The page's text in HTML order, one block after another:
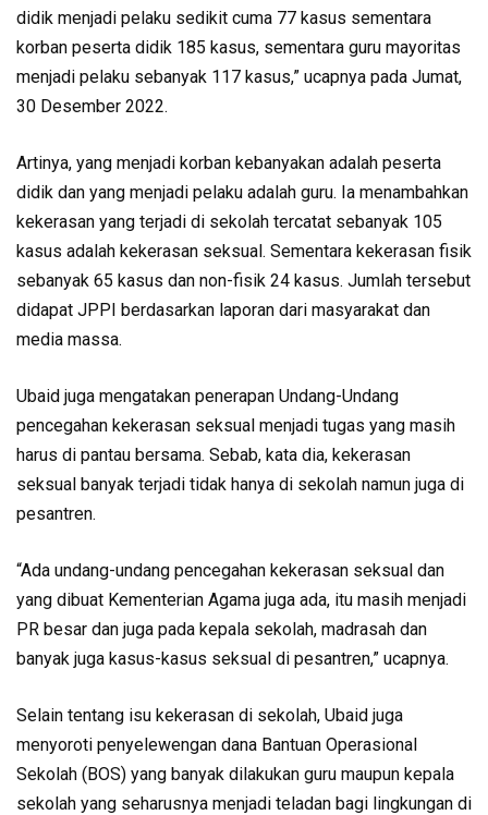
didik menjadi pelaku sedikit cuma 77 kasus sementara
korban peserta didik 185 kasus, sementara guru mayoritas
menjadi pelaku sebanyak 117 kasus,” ucapnya pada Jumat,
30 Desember 2022.
Artinya, yang menjadi korban kebanyakan adalah peserta
didik dan yang menjadi pelaku adalah guru. Ia menambahkan
kekerasan yang terjadi di sekolah tercatat sebanyak 105
kasus adalah kekerasan seksual. Sementara kekerasan fisik
sebanyak 65 kasus dan non-fisik 24 kasus. Jumlah tersebut
didapat JPPI berdasarkan laporan dari masyarakat dan
media massa.
Ubaid juga mengatakan penerapan Undang-Undang
pencegahan kekerasan seksual menjadi tugas yang masih
harus di pantau bersama. Sebab, kata dia, kekerasan
seksual banyak terjadi tidak hanya di sekolah namun juga di
pesantren.
“Ada undang-undang pencegahan kekerasan seksual dan
yang dibuat Kementerian Agama juga ada, itu masih menjadi
PR besar dan juga pada kepala sekolah, madrasah dan
banyak juga kasus-kasus seksual di pesantren,” ucapnya.
Selain tentang isu kekerasan di sekolah, Ubaid juga
menyoroti penyelewengan dana Bantuan Operasional
Sekolah (BOS) yang banyak dilakukan guru maupun kepala
sekolah yang seharusnya menjadi teladan bagi lingkungan di